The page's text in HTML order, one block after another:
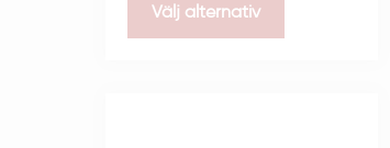
Välj alternativ